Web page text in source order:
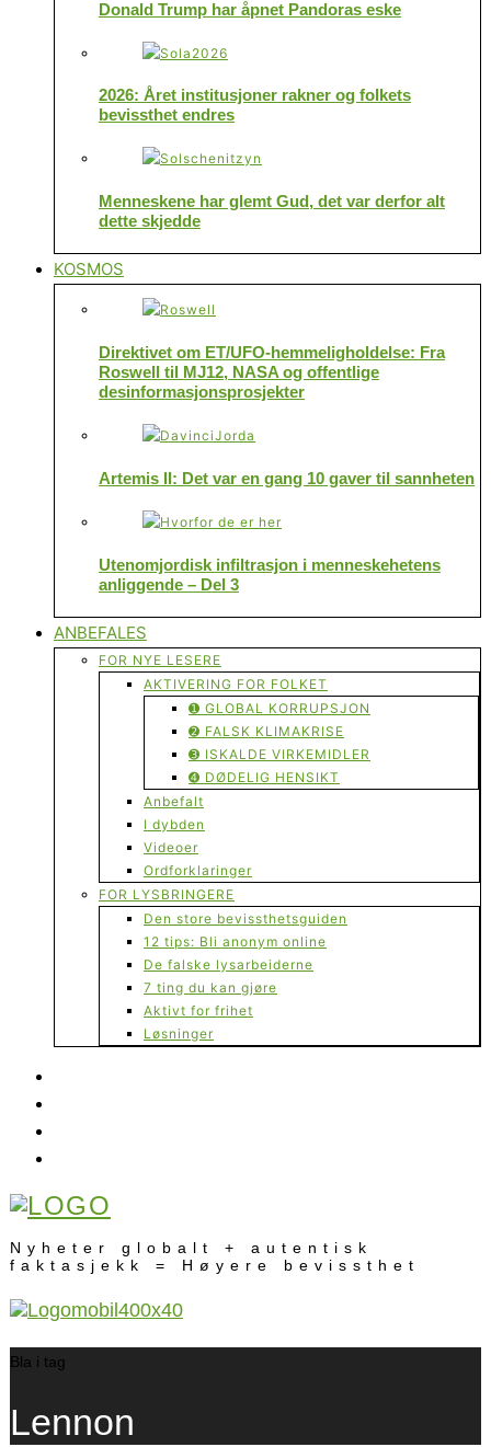
Donald Trump har åpnet Pandoras eske
2026: Året institusjoner rakner og folkets
bevissthet endres
Menneskene har glemt Gud, det var derfor alt
dette skjedde
KOSMOS
Direktivet om ET/UFO-hemmeligholdelse: Fra
Roswell til MJ12, NASA og offentlige
desinformasjonsprosjekter
Artemis II: Det var en gang 10 gaver til sannheten
Utenomjordisk infiltrasjon i menneskehetens
anliggende – Del 3
ANBEFALES
FOR NYE LESERE
AKTIVERING FOR FOLKET
➊ GLOBAL KORRUPSJON
➋ FALSK KLIMAKRISE
➌ ISKALDE VIRKEMIDLER
➍ DØDELIG HENSIKT
Anbefalt
I dybden
Videoer
Ordforklaringer
FOR LYSBRINGERE
Den store bevissthetsguiden
12 tips: Bli anonym online
De falske lysarbeiderne
7 ting du kan gjøre
Aktivt for frihet
Løsninger
Nyheter globalt + autentisk
faktasjekk = Høyere bevissthet
Bla i tag
Lennon